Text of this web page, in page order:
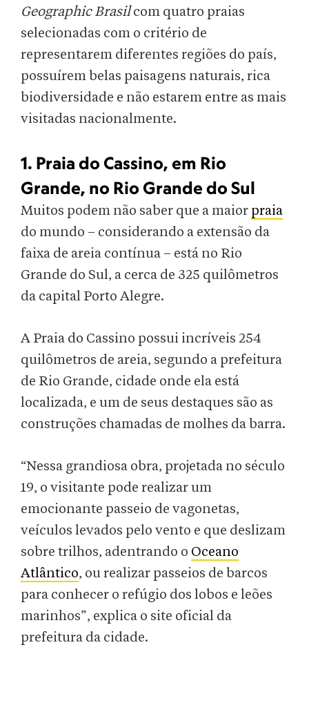
Geographic Brasilcom quatro praias
selecionadas com o critério de
representarem diferentes regiões do país,
possuírem belas paisagens naturais, rica
biodiversidade e não estarem entre as mais
visitadas nacionalmente.
1. Praia do Cassino, em Rio
Grande, no Rio Grande do Sul
Muitos podem não saber que a maior praia
do mundo – considerando a extensão da
faixa de areia contínua – está no Rio
Grande do Sul, a cerca de 325 quilômetros
da capital Porto Alegre.
A Praia do Cassino possui incríveis 254
quilômetros de areia, segundo a prefeitura
de Rio Grande, cidade onde ela está
localizada, e um de seus destaques são as
construções chamadas de molhes da barra.
“Nessa grandiosa obra, projetada no século
19, o visitante pode realizar um
emocionante passeio de vagonetas,
veículos levados pelo vento e que deslizam
sobre trilhos, adentrando o Oceano
Atlântico, ou realizar passeios de barcos
para conhecer o refúgio dos lobos e leões
marinhos”, explica o site oficial da
prefeitura da cidade.